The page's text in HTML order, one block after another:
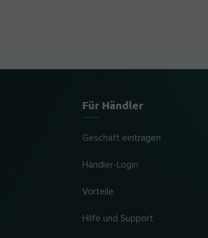
Für Händler
Geschäft eintragen
Händler-Login
Vorteile
Hilfe und Support